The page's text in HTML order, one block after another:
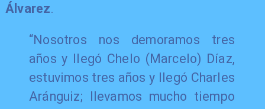
Álvarez.
“Nosotros nos demoramos tres
años y llegó Chelo (Marcelo) Díaz,
estuvimos tres años y llegó Charles
Aránguiz; llevamos mucho tiempo